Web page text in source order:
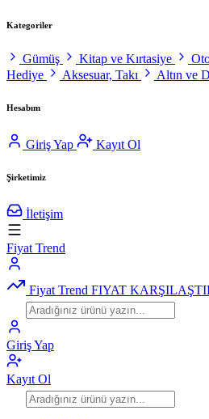
Kategoriler
Gümüş Kitap ve Kırtasiye
Hediye
Aksesuar, Takı Altın ve
Hesabım
Giriş Yap Kayıt Ol
Şirketimiz
İletişim
Fiyat Trend
Fiyat Trend FIYAT
Giriş Yap
Kayıt Ol